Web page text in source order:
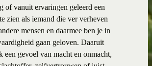
of vanuit ervaringen geleerd een
zien als iemand die ver verheven
mensen en daarmee ben je in
gaan geloven. Daaruit
een gevoel van macht en onmacht,